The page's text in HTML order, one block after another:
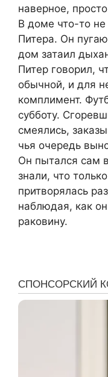
наверное,
В доме что-то не
Питера. Он
дом затаил
Питер говорил,
обычной, и для
комплимент.
субботу.
смеялись,
чья очередь
Он пытался сам
знали, что
притворялась
наблюдая, как
раковину.